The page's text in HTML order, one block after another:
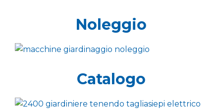
Noleggio
Catalogo